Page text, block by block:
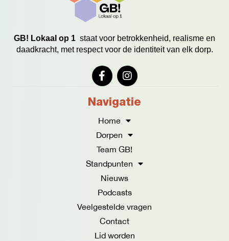
GB! Lokaal op 1 staat voor betrokkenheid, realisme en
daadkracht, met respect voor de identiteit van elk dorp.
F
a
e
o
o
k
-
f
I
n
t
g
r
m
Navigatie
Home
Dorpen
Team GB!
Standpunten
Nieuws
Podcasts
Veelgestelde vragen
Contact
Lid worden